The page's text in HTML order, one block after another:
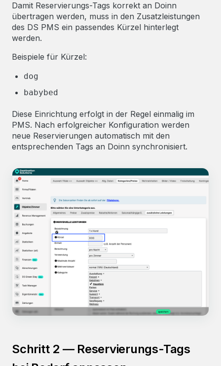
Damit Reservierungs-Tags korrekt an Doinn
übertragen werden, muss in den Zusatzleistungen
des DS PMS ein passendes Kürzel hinterlegt
werden.
Beispiele für Kürzel:
dog
babybed
Diese Einrichtung erfolgt in der Regel einmalig im
PMS. Nach erfolgreicher Konfiguration werden
neue Reservierungen automatisch mit den
entsprechenden Tags an Doinn synchronisiert.
Schritt 2 — Reservierungs-Tags